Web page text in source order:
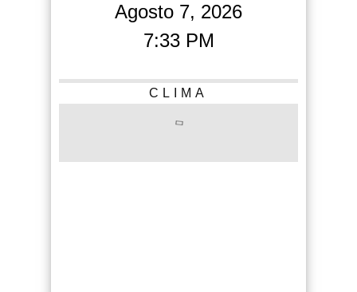
Agosto 7, 2026
7:33 PM
CLIMA